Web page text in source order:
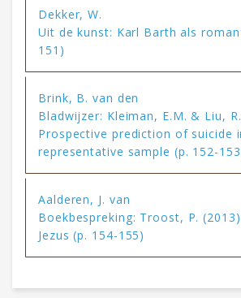
Dekker, W.
Uit de kunst: Karl Barth als
151)
Brink, B. van den
Bladwijzer: Kleiman, E.M. & Liu,
Prospective prediction of suicide
representative sample (p. 152-
Aalderen, J. van
Boekbespreking: Troost, P.
Jezus (p. 154-155)